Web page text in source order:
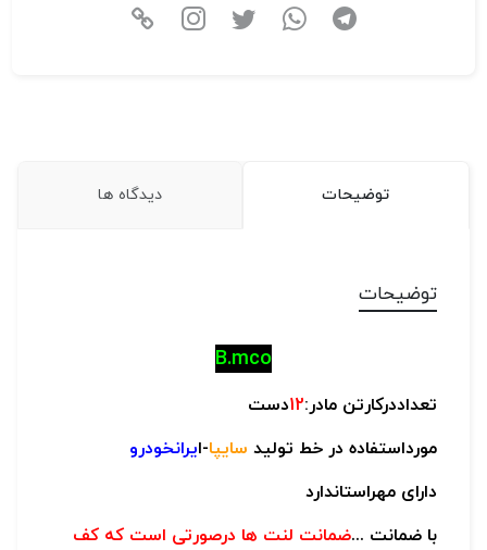
توضیحات دیدگاه ها
توضیحات
B.mco
تعداددرکارتن مادر:12دست
مورداستفاده در خط تولید سایپا-ایرانخودرو
دارای مهراستاندارد
با ضمانت ...ضمانت لنت ها درصورتی است که کف